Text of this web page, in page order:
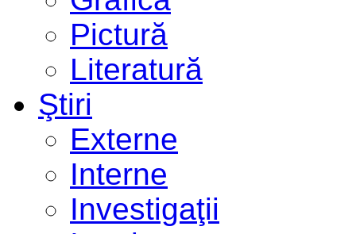
Pictură
Literatură
Ştiri
Externe
Interne
Investigaţii